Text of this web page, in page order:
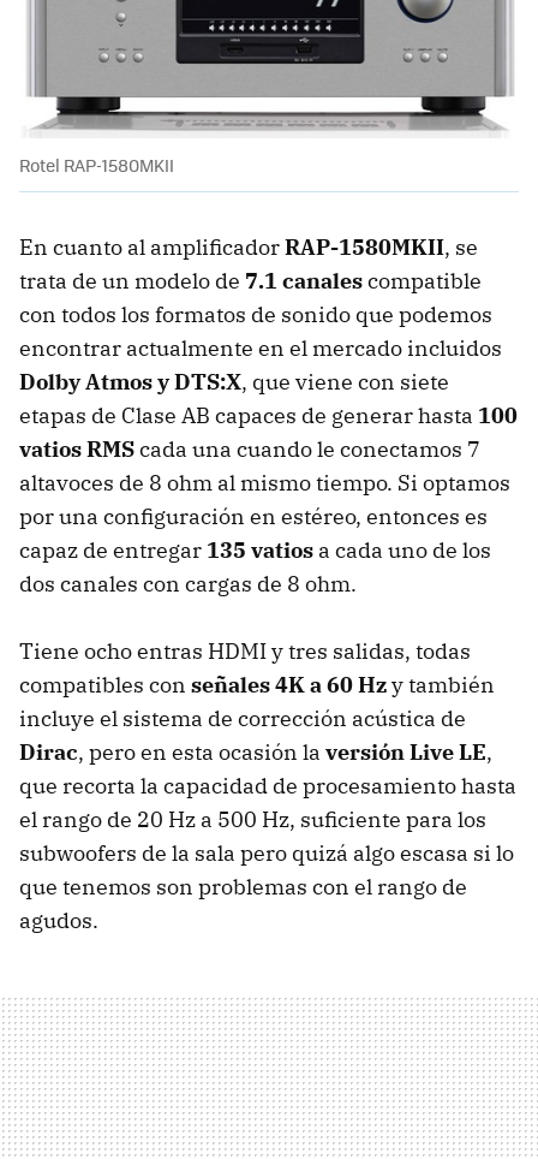
Rotel RAP-1580MKII
En cuanto al amplificadorRAP-1580MKII, se
trata de un modelo de 7.1 canalescompatible
con todos los formatos de sonido que podemos
encontrar actualmente en el mercado incluidos
Dolby Atmos y DTS:X, que viene con siete
etapas de Clase AB capaces de generar hasta 100
vatios RMScada una cuando le conectamos 7
altavoces de 8 ohm al mismo tiempo. Si optamos
por una configuración en estéreo, entonces es
capaz de entregar 135 vatios a cada uno de los
dos canales con cargas de 8 ohm.
Tiene ocho entras HDMI y tres salidas, todas
compatibles con señales 4K a 60 Hzy también
incluye el sistema de corrección acústica de
Dirac, pero en esta ocasión la versión Live LE,
que recorta la capacidad de procesamiento hasta
el rango de 20 Hz a 500 Hz, suficiente para los
subwoofers de la sala pero quizá algo escasa si lo
que tenemos son problemas con el rango de
agudos.